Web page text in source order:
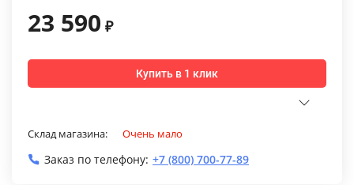
23 590 ₽
Купить в 1 клик
Склад магазина: Очень мало
Заказ по телефону: +7 (800) 700-77-89